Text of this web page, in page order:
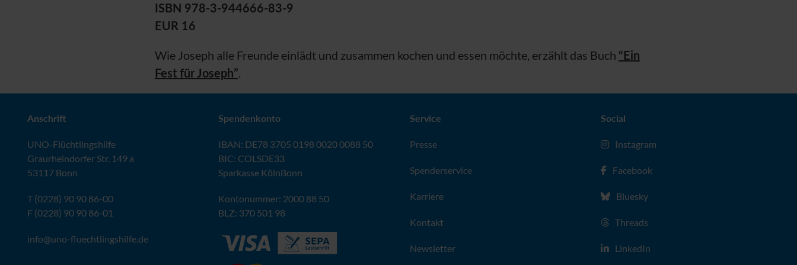
ISBN 978-3-944666-83-9
EUR 16
Wie Joseph alle Freunde einlädt und zusammen kochen und essen möchte, erzählt das Buch “Ein
Fest für Joseph”.
Anschrift
UNO-Flüchtlingshilfe
Graurheindorfer Str. 149 a
53117 Bonn
T (0228) 90 90 86-00
F (0228) 90 90 86-01
info@uno-fluechtlingshilfe.de
Spendenkonto
IBAN: DE78 3705 0198 0020 0088 50
BIC: COLSDE33
Sparkasse KölnBonn
Kontonummer: 2000 88 50
BLZ: 370 501 98
Service
Presse
Spenderservice
Karriere
Kontakt
Newsletter
Social
Instagram
Facebook
Bluesky
Threads
LinkedIn